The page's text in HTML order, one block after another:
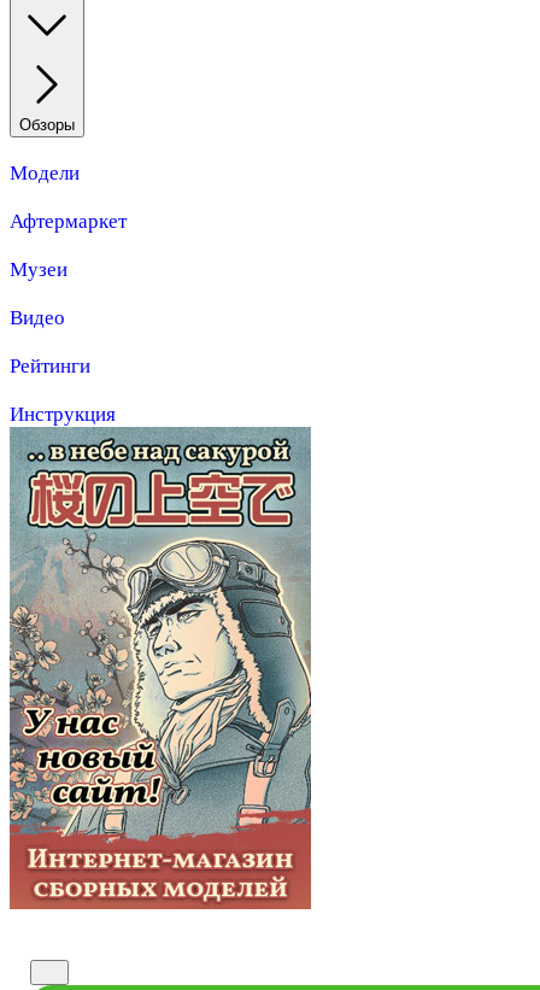
Обзоры
Модели
Афтермаркет
Музеи
Видео
Рейтинги
Инструкция